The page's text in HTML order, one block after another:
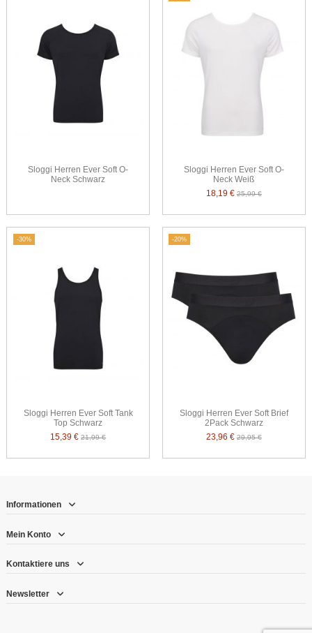
Sloggi Herren Ever Soft O-
Neck Schwarz
Sloggi Herren Ever Soft O-
Neck Weiß
18,19 €25,99 €
-30%
Sloggi Herren Ever Soft Tank
Top Schwarz
15,39 €21,99 €
-20%
Sloggi Herren Ever Soft Brief
2Pack Schwarz
23,96 €29,95 €
Informationen
Mein Konto
Kontaktiere uns
Newsletter